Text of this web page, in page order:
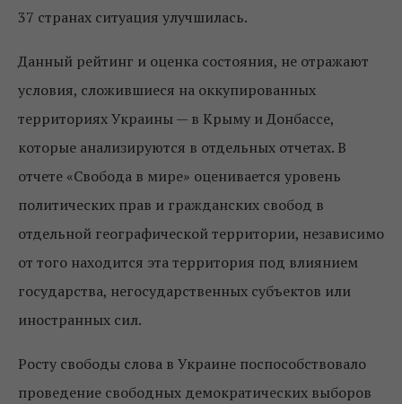
37 странах ситуация улучшилась.
Данный рейтинг и оценка состояния, не отражают
условия, сложившиеся на оккупированных
территориях Украины — в Крыму и Донбассе,
которые анализируются в отдельных отчетах. В
отчете «Свобода в мире» оценивается уровень
политических прав и гражданских свобод в
отдельной географической территории, независимо
от того находится эта территория под влиянием
государства, негосударственных субъектов или
иностранных сил.
Росту свободы слова в Украине поспособствовало
проведение свободных демократических выборов